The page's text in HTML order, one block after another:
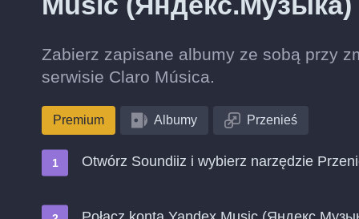
Zabierz zapisane albumy ze sobą przy
serwisie Claro Música.
Premium Albumy Przenieś
Otwórz Soundiiz i wybierz narzędzie